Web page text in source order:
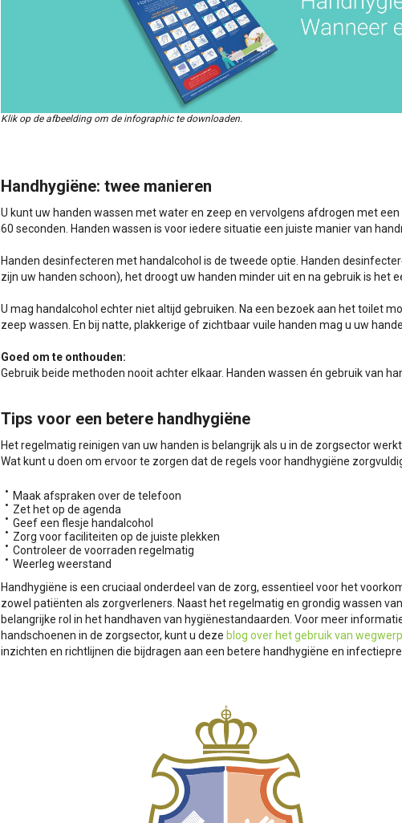
Klik op de afbeelding om de infographic te downloaden.
Handhygiëne: twee manieren
U kunt uw handen wassen met water en zeep en vervolgens afdrogen met
60 seconden. Handen wassen is voor iedere situatie een juiste manier van
Handen desinfecteren met handalcohol is de tweede optie. Handen
zijn uw handen schoon), het droogt uw handen minder uit en na gebruik is het
U mag handalcohol echter niet altijd gebruiken. Na een bezoek aan het toilet
zeep wassen. En bij natte, plakkerige of zichtbaar vuile handen mag u uw
Goed om te onthouden:
Gebruik beide methoden nooit achter elkaar. Handen wassen én gebruik van
Tips voor een betere handhygiëne
Het regelmatig reinigen van uw handen is belangrijk als u in de zorgsector
Wat kunt u doen om ervoor te zorgen dat de regels voor handhygiëne
Maak afspraken over de telefoon
Zet het op de agenda
Geef een flesje handalcohol
Zorg voor faciliteiten op de juiste plekken
Controleer de voorraden regelmatig
Weerleg weerstand
Handhygiëne is een cruciaal onderdeel van de zorg, essentieel voor het
zowel patiënten als zorgverleners. Naast het regelmatig en grondig wassen
belangrijke rol in het handhaven van hygiënestandaarden. Voor meer
handschoenen in de zorgsector, kunt u deze blog over het gebruik van
inzichten en richtlijnen die bijdragen aan een betere handhygiëne en